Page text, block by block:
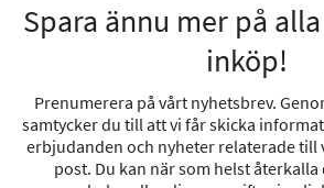
Spara ännu mer på
inköp!
Prenumerera på vårt nyhetsbrev.
samtycker du till att vi får skicka
erbjudanden och nyheter relaterade till
post. Du kan när som helst återkalla